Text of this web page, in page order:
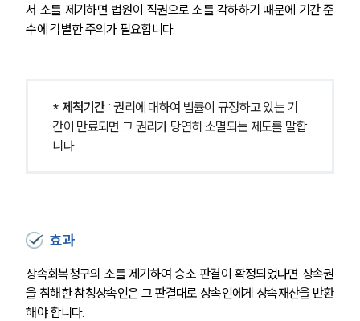
서 소를 제기하면 법원이 직권으로 소를 각하하기 때문에 기간 준
수에 각별한 주의가 필요합니다.
* 제척기간 : 권리에 대하여 법률이 규정하고 있는 기
간이 만료되면 그 권리가 당연히 소멸되는 제도를 말합
니다.
효과
상속회복청구의 소를 제기하여 승소 판결이 확정되었다면 상속권
을 침해한 참칭상속인은 그 판결대로 상속인에게 상속재산을 반환
해야 합니다.